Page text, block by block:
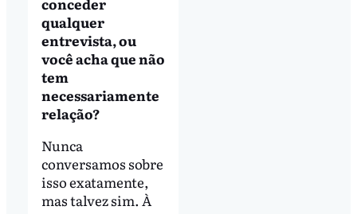
qualquer
entrevista, ou
você acha que não
tem
necessariamente
relação?
Nunca
conversamos sobre
isso exatamente,
mas talvez sim. À